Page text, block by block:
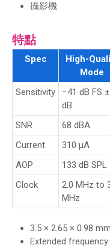
攝影機
特點
Spec
High-
Mode
Sensitivity
−41 dB FS
dB
SNR
68 dBA
Current
310 µA
AOP
133 dB SPL
Clock
2.0 MHz to
MHz
3.5 × 2.65 × 0.98
Extended